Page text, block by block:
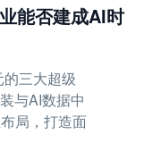
能否建成AI时
三大超级
与AI数据中
局，打造面